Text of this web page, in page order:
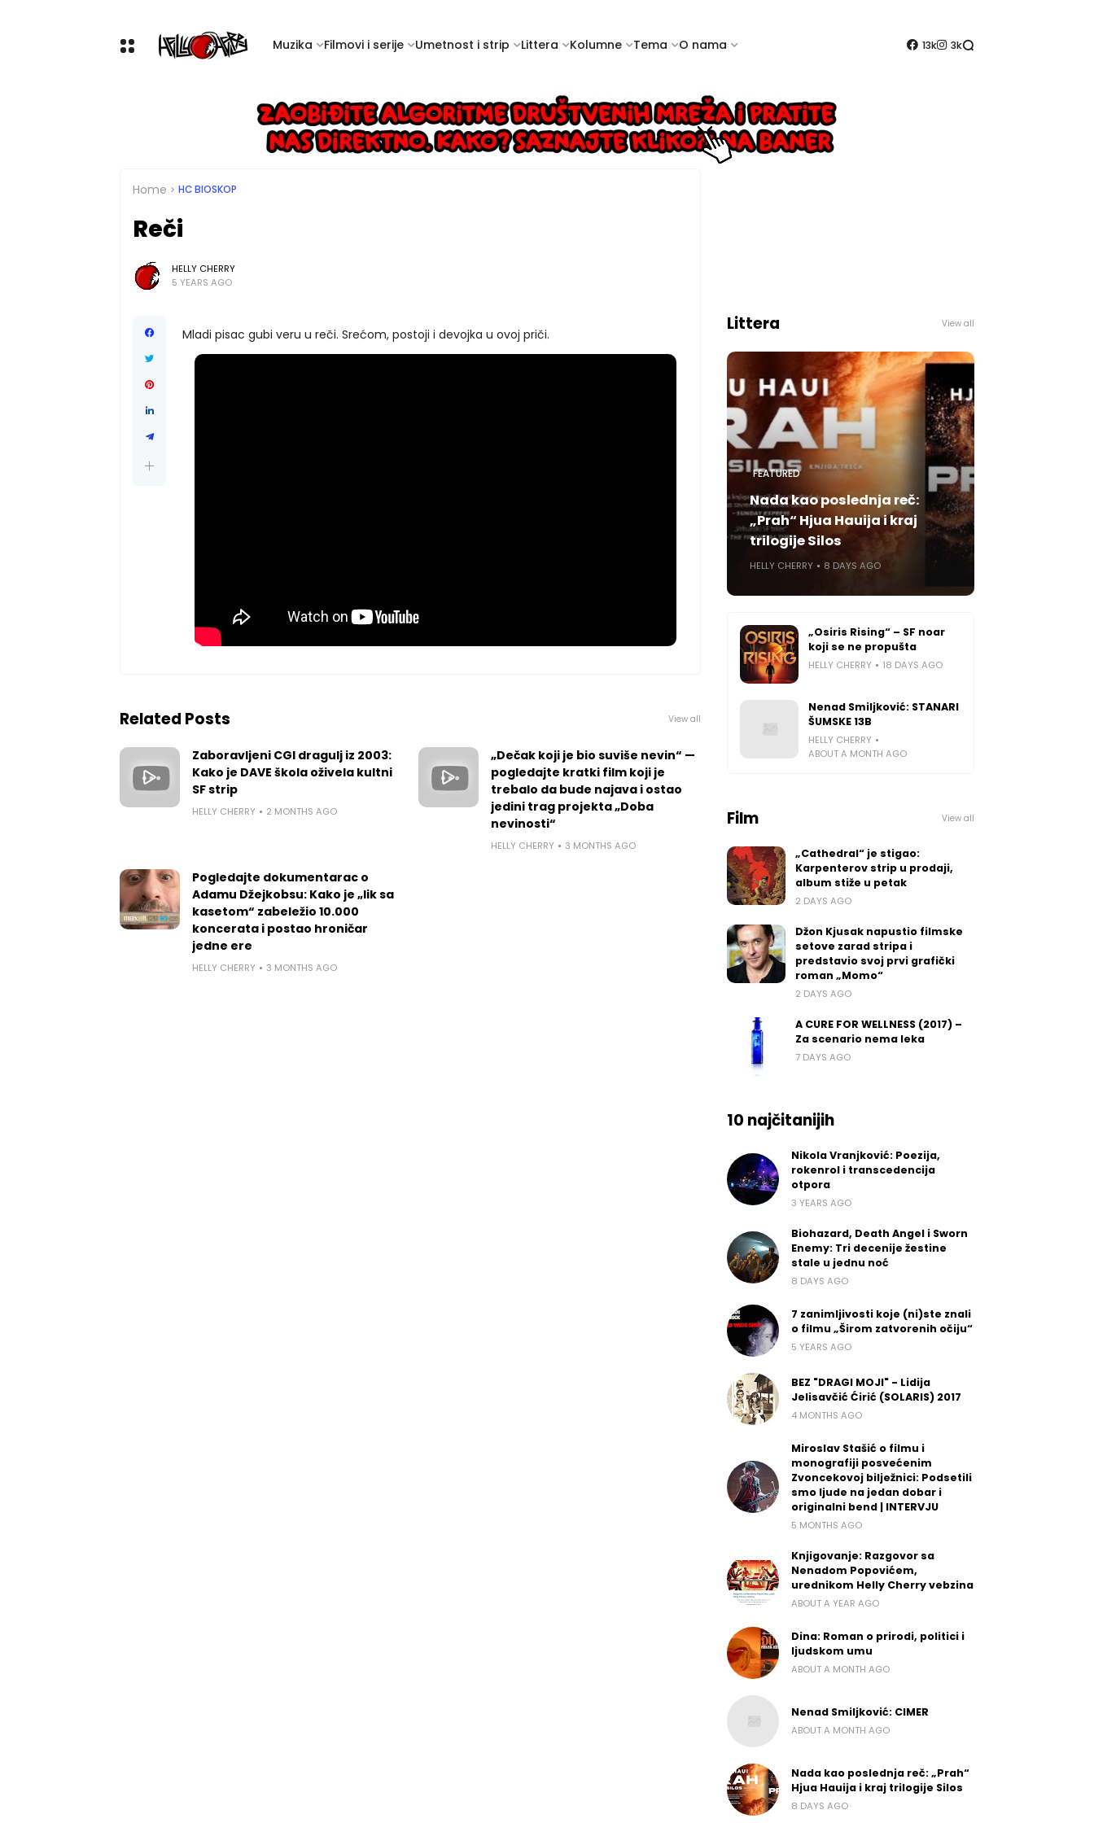
Muzika Filmovi i serije Umetnost i strip Littera Kolumne Tema O nama 13k 3k
Home HC BIOSKOP
Reči
HELLY CHERRY
5 YEARS AGO
Mladi pisac gubi veru u reči. Srećom, postoji i devojka u ovoj priči.
Related Posts View all
Zaboravljeni CGI dragulj iz 2003:
Kako je DAVE škola oživela kultni
SF strip
HELLY CHERRY 2 MONTHS AGO
„Dečak koji je bio suviše nevin“ —
pogledajte kratki film koji je
trebalo da bude najava i ostao
jedini trag projekta „Doba
nevinosti“
HELLY CHERRY 3 MONTHS AGO
Pogledajte dokumentarac o
Adamu Džejkobsu: Kako je „lik sa
kasetom“ zabeležio 10.000
koncerata i postao hroničar
jedne ere
HELLY CHERRY 3 MONTHS AGO
Littera View all
FEATURED
Nada kao poslednja reč:
„Prah“ Hjua Hauija i kraj
trilogije Silos
HELLY CHERRY 8 DAYS AGO
„Osiris Rising“ – SF noar
koji se ne propušta
HELLY CHERRY 18 DAYS AGO
Nenad Smiljković: STANARI
ŠUMSKE 13B
HELLY CHERRY
ABOUT A MONTH AGO
Film View all
„Cathedral“ je stigao:
Karpenterov strip u prodaji,
album stiže u petak
2 DAYS AGO
Džon Kjusak napustio filmske
setove zarad stripa i
predstavio svoj prvi grafički
roman „Momo“
2 DAYS AGO
A CURE FOR WELLNESS (2017) –
Za scenario nema leka
7 DAYS AGO
10 najčitanijih
Nikola Vranjković: Poezija,
rokenrol i transcedencija
otpora
3 YEARS AGO
Biohazard, Death Angel i Sworn
Enemy: Tri decenije žestine
stale u jednu noć
8 DAYS AGO
7 zanimljivosti koje (ni)ste znali
o filmu „Širom zatvorenih očiju“
5 YEARS AGO
BEZ "DRAGI MOJI" - Lidija
Jelisavčić Ćirić (SOLARIS) 2017
4 MONTHS AGO
Miroslav Stašić o filmu i
monografiji posvećenim
Zvoncekovoj bilježnici: Podsetili
smo ljude na jedan dobar i
originalni bend | INTERVJU
5 MONTHS AGO
Knjigovanje: Razgovor sa
Nenadom Popovićem,
urednikom Helly Cherry vebzina
ABOUT A YEAR AGO
Dina: Roman o prirodi, politici i
ljudskom umu
ABOUT A MONTH AGO
Nenad Smiljković: CIMER
ABOUT A MONTH AGO
Nada kao poslednja reč: „Prah“
Hjua Hauija i kraj trilogije Silos
8 DAYS AGO